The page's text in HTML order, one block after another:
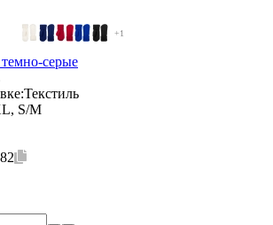
+1
серые
Текстиль
S/M